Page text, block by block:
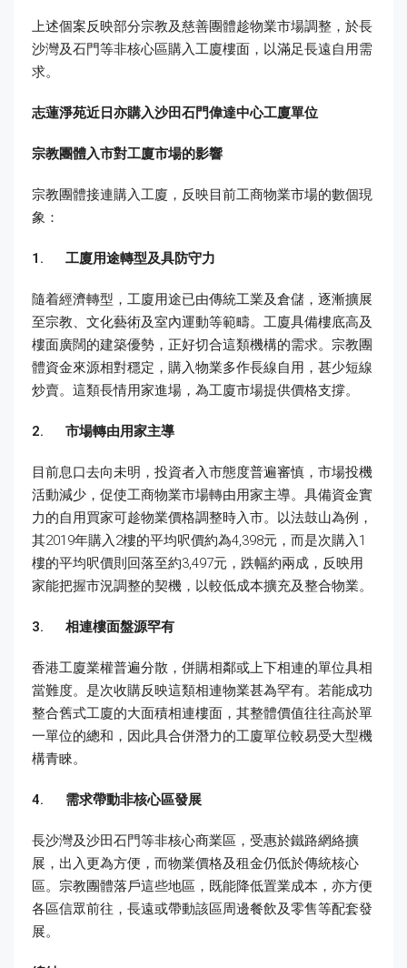
上述個案反映部分宗教及慈善團體趁物業市場調整，於長
沙灣及石門等非核心區購入工廈樓面，以滿足長遠自用需
求。
志蓮淨苑近日亦購入沙田石門偉達中心工廈單位
宗教團體入市對工廈市場的影響
宗教團體接連購入工廈，反映目前工商物業市場的數個現
象：
1. 工廈用途轉型及具防守力
隨着經濟轉型，工廈用途已由傳統工業及倉儲，逐漸擴展
至宗教、文化藝術及室內運動等範疇。工廈具備樓底高及
樓面廣闊的建築優勢，正好切合這類機構的需求。宗教團
體資金來源相對穩定，購入物業多作長線自用，甚少短線
炒賣。這類長情用家進場，為工廈市場提供價格支撐。
2. 市場轉由用家主導
目前息口去向未明，投資者入市態度普遍審慎，市場投機
活動減少，促使工商物業市場轉由用家主導。具備資金實
力的自用買家可趁物業價格調整時入市。以法鼓山為例，
其2019年購入2樓的平均呎價約為4,398元，而是次購入1
樓的平均呎價則回落至約3,497元，跌幅約兩成，反映用
家能把握市況調整的契機，以較低成本擴充及整合物業。
3. 相連樓面盤源罕有
香港工廈業權普遍分散，併購相鄰或上下相連的單位具相
當難度。是次收購反映這類相連物業甚為罕有。若能成功
整合舊式工廈的大面積相連樓面，其整體價值往往高於單
一單位的總和，因此具合併潛力的工廈單位較易受大型機
構青睞。
4. 需求帶動非核心區發展
長沙灣及沙田石門等非核心商業區，受惠於鐵路網絡擴
展，出入更為方便，而物業價格及租金仍低於傳統核心
區。宗教團體落戶這些地區，既能降低置業成本，亦方便
各區信眾前往，長遠或帶動該區周邊餐飲及零售等配套發
展。